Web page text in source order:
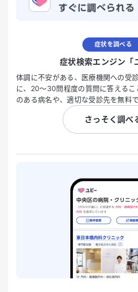
症状を調べる
症状検索エンジン「
体調に不安がある、医療機関への受
に、20〜30問程度の質問に答えるこ
のある病名や、適切な受診先を無料
さっそく調べ